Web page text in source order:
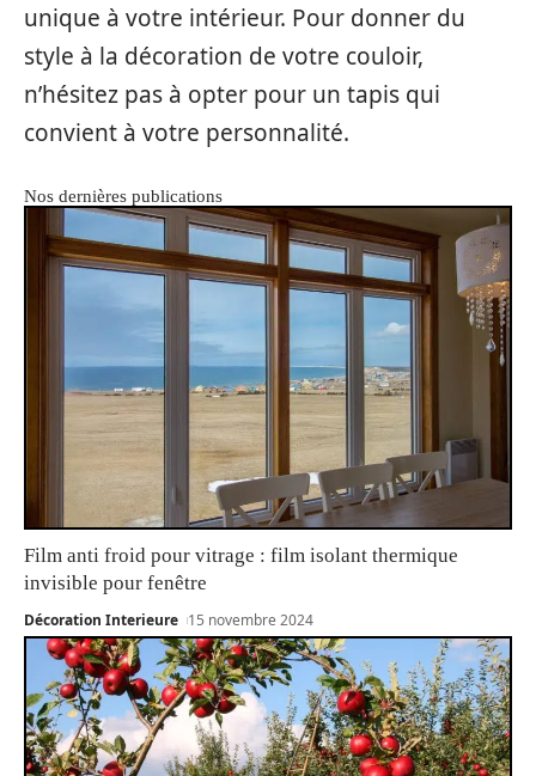
unique à votre intérieur. Pour donner du
style à la décoration de votre couloir,
n’hésitez pas à opter pour un tapis qui
convient à votre personnalité.
Nos dernières publications
Film anti froid pour vitrage : film isolant thermique
invisible pour fenêtre
Décoration Interieure 15 novembre 2024